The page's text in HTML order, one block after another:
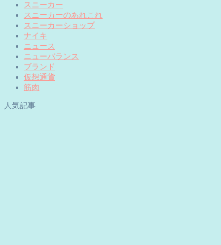
スニーカー
スニーカーのあれこれ
スニーカーショップ
ナイキ
ニュース
ニューバランス
ブランド
仮想通貨
筋肉
人気記事